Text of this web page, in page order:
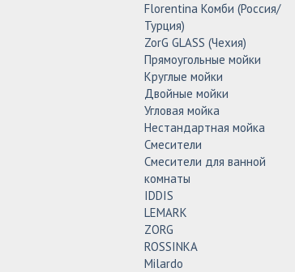
Florentina Комби (Россия/
Турция)
ZorG GLASS (Чехия)
Прямоугольные мойки
Круглые мойки
Двойные мойки
Угловая мойка
Нестандартная мойка
Смесители
Смесители для ванной
комнаты
IDDIS
LEMARK
ZORG
ROSSINKA
Milardo